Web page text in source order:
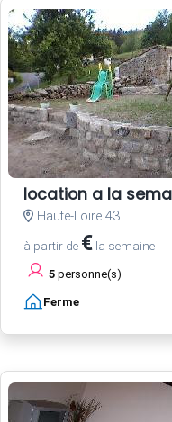
location a la
Haute-Loire 43
à partir de € la semaine
5 personne(s)
Ferme